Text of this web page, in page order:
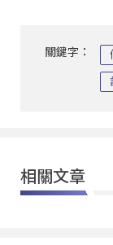
關鍵字：
相關文章